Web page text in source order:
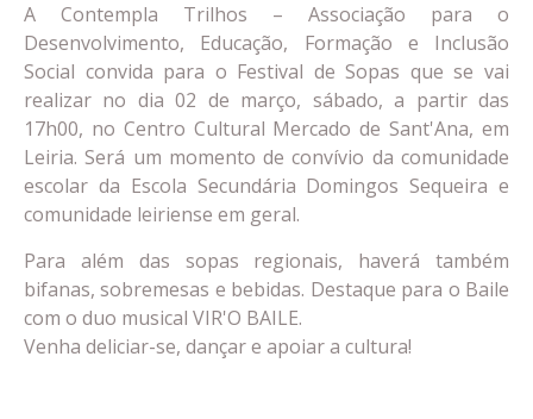
A Contempla Trilhos – Associação para o
Desenvolvimento, Educação, Formação e Inclusão
Social convida para o Festival de Sopas que se vai
realizar no dia 02 de março, sábado, a partir das
17h00, no Centro Cultural Mercado de Sant'Ana, em
Leiria. Será um momento de convívio da comunidade
escolar da Escola Secundária Domingos Sequeira e
comunidade leiriense em geral.
Para além das sopas regionais, haverá também
bifanas, sobremesas e bebidas. Destaque para o Baile
com o duo musical VIR'O BAILE.
Venha deliciar-se, dançar e apoiar a cultura!